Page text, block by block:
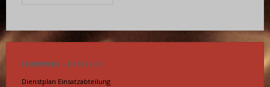
FEUERWEHR – ÜBERBLICK
Dienstplan Einsatzabteilung